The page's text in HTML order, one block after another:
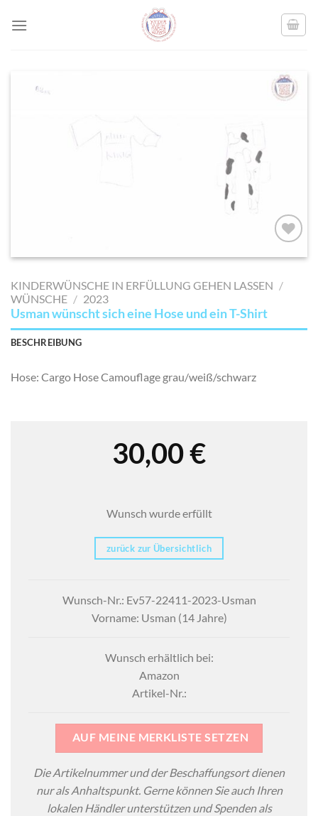
AUF MEINE
SETZEN
KINDERWÜNSCHE IN ERFÜLLUNG GEHEN LASSEN /
WÜNSCHE / 2023
Usman wünscht sich eine Hose und ein T-Shirt
BESCHREIBUNG
Hose: Cargo Hose Camouflage grau/weiß/schwarz
30,00€
Wunsch wurde erfüllt
zurück zur Übersichtlich
Wunsch-Nr.: Ev57-22411-2023-Usman
Vorname: Usman (14 Jahre)
Wunsch erhältlich bei:
Amazon
Artikel-Nr.:
AUF MEINE MERKLISTE SETZEN
Die Artikelnummer und der Beschaffungsort dienen
nur als Anhaltspunkt. Gerne können Sie auch Ihren
lokalen Händler unterstützen und Spenden als